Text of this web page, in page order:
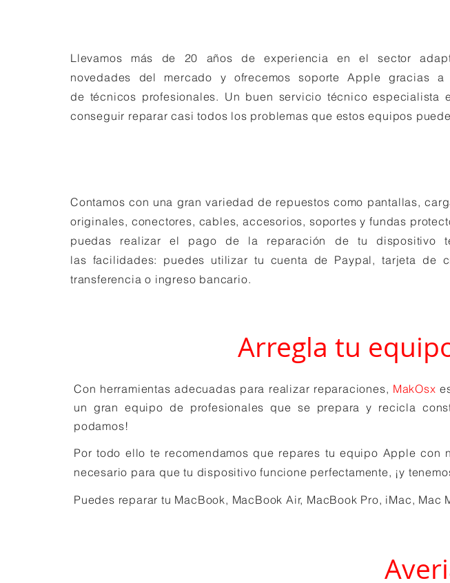
Llevamos más de 20 años de experiencia en el sector
novedades del mercado y ofrecemos soporte Apple gracias a
de técnicos profesionales. Un buen servicio técnico especialista
conseguir reparar casi todos los problemas que estos equipos
Contamos con una gran variedad de repuestos como pantallas,
originales, conectores, cables, accesorios, soportes y fundas
puedas realizar el pago de la reparación de tu dispositivo
las facilidades: puedes utilizar tu cuenta de Paypal, tarjeta de
transferencia o ingreso bancario.
Arregla tu
Con herramientas adecuadas para realizar reparaciones, MakOsx
un gran equipo de profesionales que se prepara y recicla
podamos!
Por todo ello te recomendamos que repares tu equipo Apple con
necesario para que tu dispositivo funcione perfectamente, ¡y
Puedes reparar tu MacBook, MacBook Air, MacBook Pro, iMac,